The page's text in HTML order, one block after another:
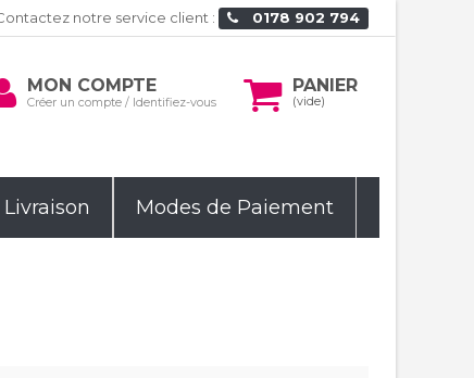
notre service client : 0178 902 794
PANIER
(vide)
Mon
compte
MON COMPTE
Créer un compte / Identifiez-vous
Livraison Modes de Paiement